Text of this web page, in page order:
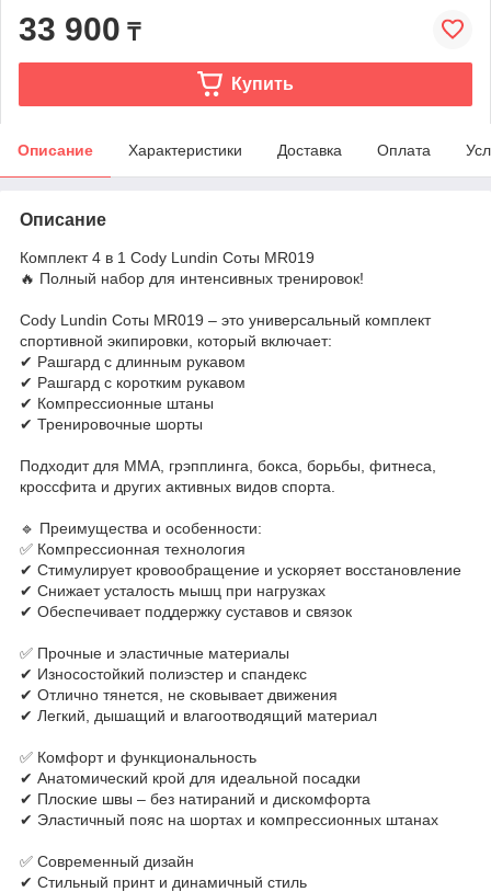
33 900 ₸
Купить
Описание Характеристики Доставка Оплата
Описание
Комплект 4 в 1 Cody Lundin Соты MR019
🔥 Полный набор для интенсивных тренировок!
Cody Lundin Соты MR019 – это универсальный комплект
спортивной экипировки, который включает:
✔ Рашгард с длинным рукавом
✔ Рашгард с коротким рукавом
✔ Компрессионные штаны
✔ Тренировочные шорты
Подходит для ММА, грэпплинга, бокса, борьбы, фитнеса,
кроссфита и других активных видов спорта.
🔹 Преимущества и особенности:
✅ Компрессионная технология
✔ Стимулирует кровообращение и ускоряет восстановление
✔ Снижает усталость мышц при нагрузках
✔ Обеспечивает поддержку суставов и связок
✅ Прочные и эластичные материалы
✔ Износостойкий полиэстер и спандекс
✔ Отлично тянется, не сковывает движения
✔ Легкий, дышащий и влагоотводящий материал
✅ Комфорт и функциональность
✔ Анатомический крой для идеальной посадки
✔ Плоские швы – без натираний и дискомфорта
✔ Эластичный пояс на шортах и компрессионных штанах
✅ Современный дизайн
✔ Стильный принт и динамичный стиль